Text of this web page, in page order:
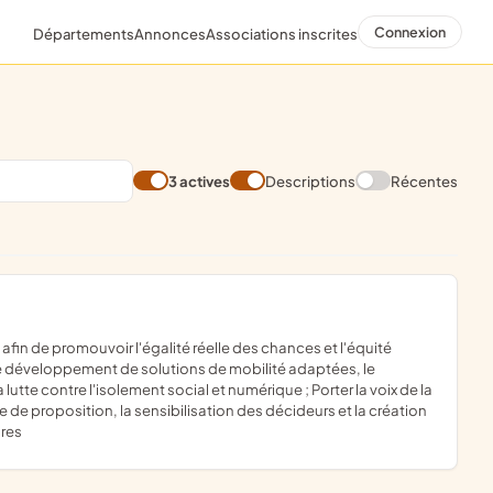
DépartementsAnnoncesAssociations inscrites Connexion
3 actives Descriptions Récentes
de solutions de mobilité adaptées, le
contre l'isolement social et numérique ; Porter la voix de la
de proposition, la sensibilisation des décideurs et la création